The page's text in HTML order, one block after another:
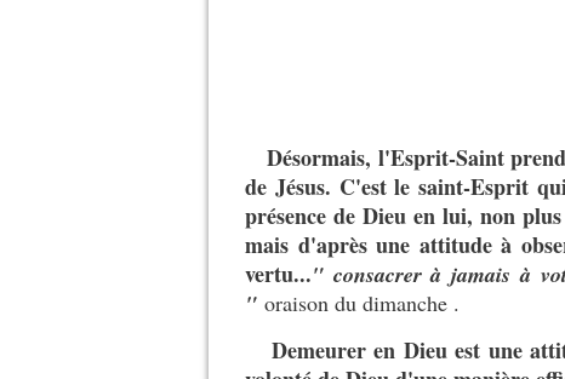
Désormais, l'Esprit-Saint
de Jésus. C'est le saint-Esprit
présence de Dieu en lui, non
mais d'après une attitude à
vertu..." consacrer à jamais à
" oraison du dimanche .
Demeurer en Dieu est une